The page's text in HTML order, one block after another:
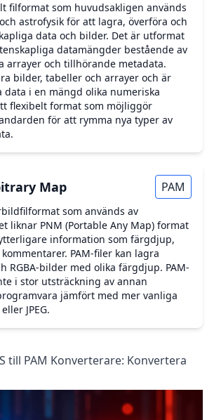
filformat som huvudsakligen används
astrofysik för att lagra, överföra och
data och bilder. Det är utformat
datamängder bestående av
arrayer och tillhörande metadata.
bilder, tabeller och arrayer och är
data i en mängd olika numeriska
flexibelt format som möjliggör
för att rymma nya typer av
Map PAM
som används av
liknar PNM (Portable Any Map) format
information som färgdjup,
PAM-filer kan lagra
RGBA-bilder med olika färgdjup. PAM-
i stor utsträckning av annan
jämfört med mer vanliga
JPEG.
till PAM Konverterare: Konvertera